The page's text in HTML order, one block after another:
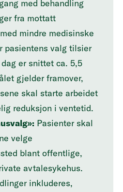
med behandling
fra mottatt
mindre medisinske
pasientens valg tilsier
er snittet ca. 5,5
gjelder framover,
skal starte arbeidet
reduksjon i ventetid.
Pasienter skal
velge
blant offentlige,
avtalesykehus.
inkluderes,